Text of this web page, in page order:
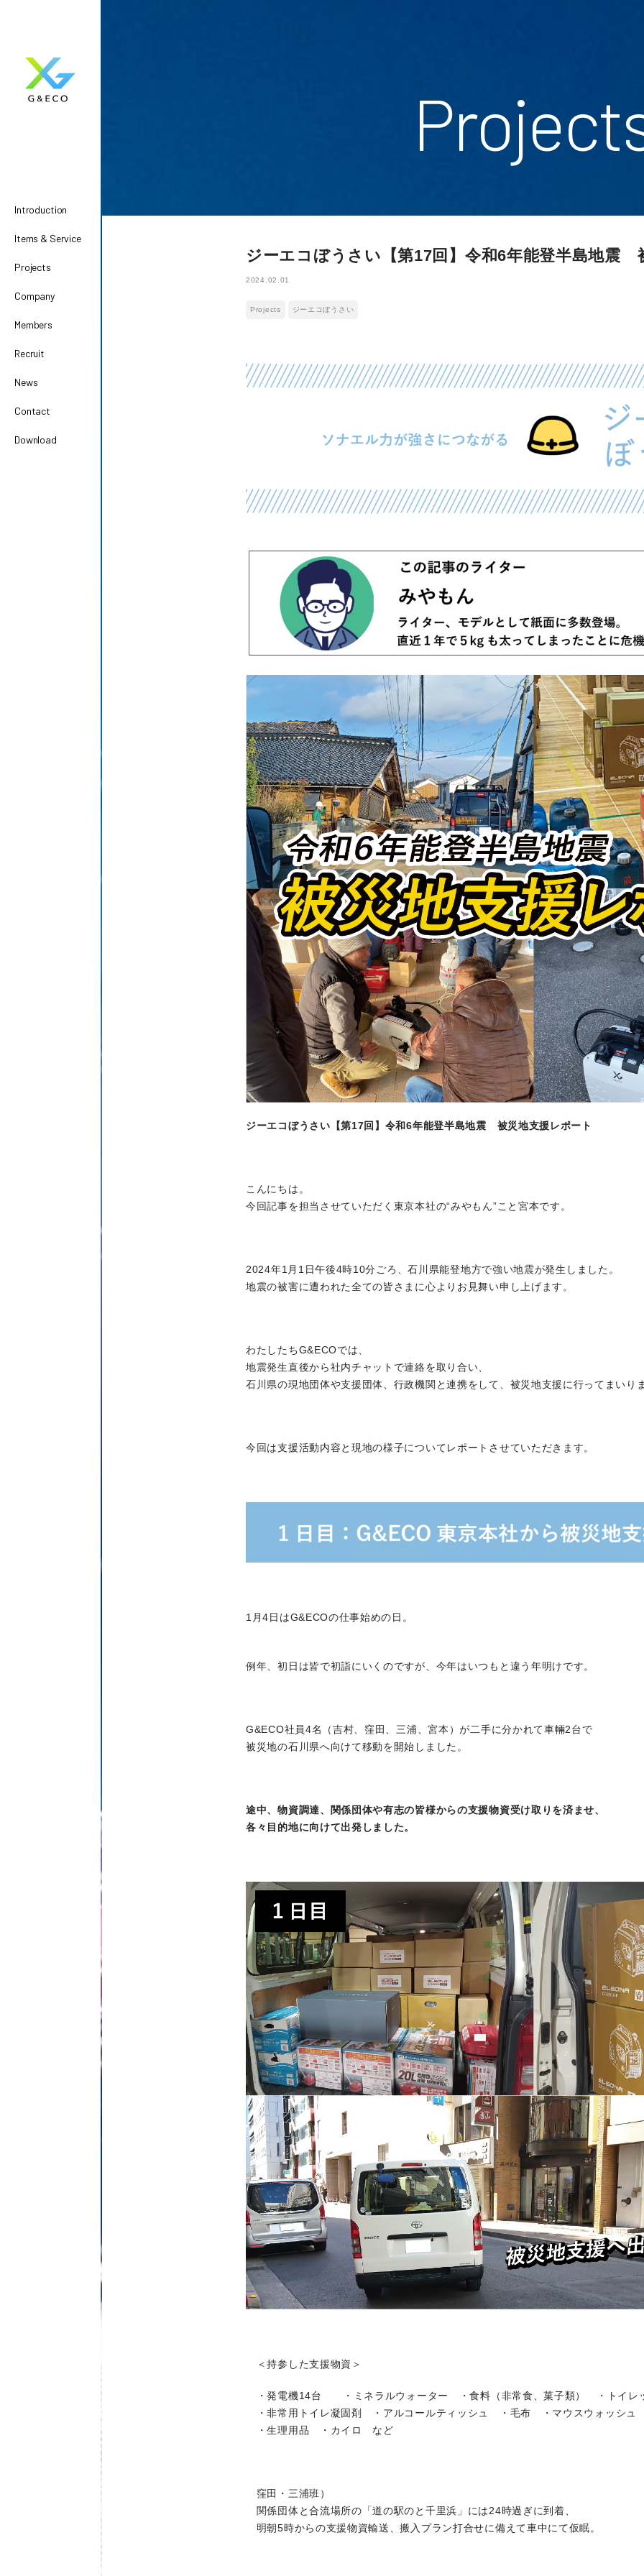
Introduction
Items & Service
Projects
Company
Members
Recruit
News
Contact
Download
ジーエコぼうさい【第17回】令和6年能登半島地震
2024.02.01
Projects ジーエコぼうさい
ジーエコぼうさい【第17回】令和6年能登半島地震 被災地支援レポート
こんにちは。
今回記事を担当させていただく東京本社の“みやもん”こと宮本です。
2024年1月1日午後4時10分ごろ、石川県能登地方で強い地震が発生しました。
地震の被害に遭われた全ての皆さまに心よりお見舞い申し上げます。
わたしたちG&ECOでは、
地震発生直後から社内チャットで連絡を取り合い、
石川県の現地団体や支援団体、行政機関と連携をして、 被災地支援に行ってまいり
今回は支援活動内容と現地の様子についてレポートさせていただきます。
1月4日はG&ECOの仕事始めの日。
例年、初日は皆で初詣にいくのですが、今年はいつもと違う年明けです。
G&ECO社員4名（吉村、窪田、三浦、宮本）が二手に分かれて車輛2台で
被災地の石川県へ向けて移動を開始しました。
途中、物資調達、関係団体や有志の皆様からの支援物資受け取りを済ませ、
各々目的地に向けて出発しました。
＜持参した支援物資＞
・発電機14台 ・ミネラルウォーター ・食料（非常食、菓子類） ・トイレ
・非常用トイレ凝固剤 ・アルコールティッシュ ・毛布 ・マウスウォッシュ
・生理用品 ・カイロ など
窪田・三浦班）
関係団体と合流場所の「道の駅のと千里浜」には24時過ぎに到着、
明朝5時からの支援物資輸送、搬入プラン打合せに備えて車中にて仮眠。